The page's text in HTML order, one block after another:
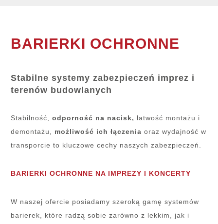
BARIERKI OCHRONNE
Stabilne systemy zabezpieczeń imprez i
terenów budowlanych
Stabilność,odporność na nacisk, łatwość montażu i
demontażu, możliwość ich łączenia oraz wydajność w
transporcie to kluczowe cechy naszych zabezpieczeń.
BARIERKI OCHRONNE NA IMPREZY I KONCERTY
W naszej ofercie posiadamy szeroką gamę systemów
barierek, które radzą sobie zarówno z lekkim, jak i